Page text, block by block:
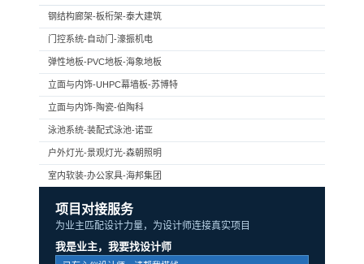
钢结构廊架-板桁架-泰大建筑
门控系统-自动门-濠振机电
弹性地板-PVC地板-海象地板
立面与内饰-UHPC幕墙板-苏博特
立面与内饰-陶瓷-伯陶科
泳池系统-装配式泳池-诺亚
户外灯光-景观灯光-森朝照明
室内软装-办公家具-海邦集团
项目对接服务
为业主匹配设计力量，为设计师连接真实项目
我是业主，我要找设计师